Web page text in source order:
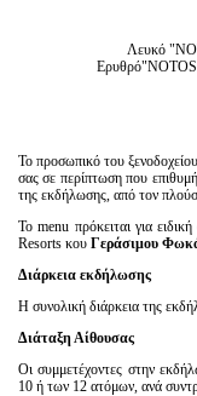
Λευκό
Το προσωπικό του
σας σε περίπτωση που
της εκδήλωσης, από τον
Το menu πρόκειται για
Resorts κου Γεράσιμου
Διάρκεια εκδήλωσης
Η συνολική διάρκεια της
Διάταξη Αίθουσας
Οι συμμετέχοντες στην
10 ή των 12 ατόμων, ανά